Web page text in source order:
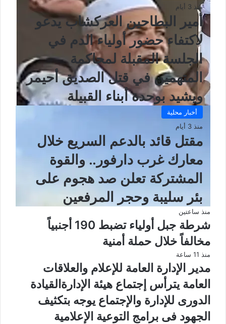
منذ 3 أيام
أمير البطاحين العركشاب يدعو
لاكتفاء حضور أولياء الدم في
الجلسة المقبلة لمحاكمة
المتهمين في قتل الصديق أحيمر
ويشيد بوحدة أبناء القبيلة
أخبار محلية
منذ 3 أيام
مقتل قائد بالدعم السريع خلال
معارك غرب دارفور.. والقوة
المشتركة تعلن صد هجوم على
بئر سليبة وحجر المرفعين
منذ ساعتين
شرطة جبل أولياء تضبط 190 أجنبياً
مخالفاً خلال حملة أمنية
منذ 11 ساعة
مدير الإدارة العامة للإعلام والعلاقات
العامة يترأس إجتماع هيئة الإدارةالقيادة
الدورى للإدارة والإجتماع يوجه بتكثيف
الجهود فى برامج التوعية الإعلامية